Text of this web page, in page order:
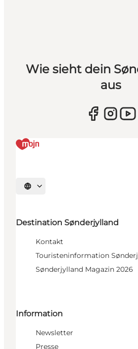
Wie sieht dein
aus
Sprache auswählen
Destination Sønderjylland
Kontakt
Touristeninformation
Sønderjylland Magazin 2026
Information
Newsletter
Presse